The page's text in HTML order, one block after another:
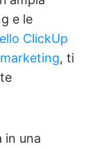
e le
ClickUp
, ti
in una